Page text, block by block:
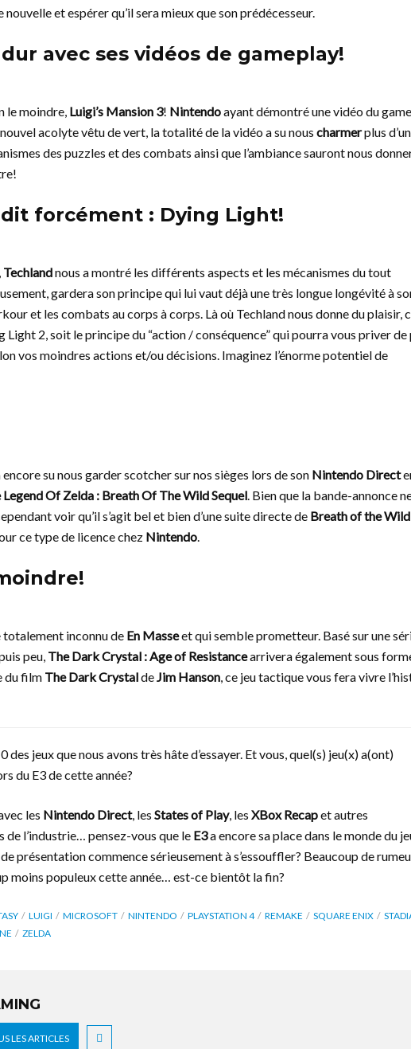
et espérer qu’il sera mieux que son prédécesseur.
avec ses vidéos de gameplay!
le moindre, Luigi’s Mansion 3! Nintendoayant démontré une vidéo du
acolyte vêtu de vert, la totalité de la vidéo a su nous charmerplus
des puzzles et des combats ainsi que l’ambiance sauront nous
forcément : Dying Light!
Techlandnous a montré les différents aspects et les mécanismes du tout
gardera son principe qui lui vaut déjà une très longue longévité à
et les combats au corps à corps. Là où Techland nous donne du plaisir,
Light 2, soit le principe du “action / conséquence” qui pourra vous priver de
vos moindres actions et/ou décisions. Imaginez l’énorme potentiel de
su nous garder scotcher sur nos sièges lors de son Nintendo Direct
Legend Of Zelda : Breath Of The Wild Sequel. Bien que la bande-annonce
voir qu’il s’agit bel et bien d’une suite directe de Breath of the Wild
ce type de licence chez Nintendo.
inconnu de En Masseet qui semble prometteur. Basé sur une
peu, The Dark Crystal : Age of Resistancearrivera également sous
du film The Dark CrystaldeJim Hanson, ce jeu tactique vous fera vivre
jeux que nous avons très hâte d’essayer. Et vous, quel(s) jeu(x) a(ont)
du E3 de cette année?
les Nintendo Direct, les States of Play, les XBox Recapet autres
l’industrie… pensez-vous que le E3a encore sa place dans le monde du
présentation commence sérieusement à s’essouffler? Beaucoup de
moins populeux cette année… est-ce bientôt la fin?
LUIGI MICROSOFT NINTENDO PLAYSTATION 4 REMAKE SQUARE ENIX
ZELDA
LES ARTICLES